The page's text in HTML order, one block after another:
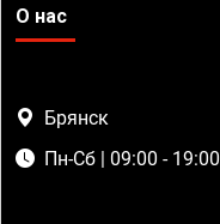
О нас
Брянск
Пн-Сб | 09:00 - 19:00